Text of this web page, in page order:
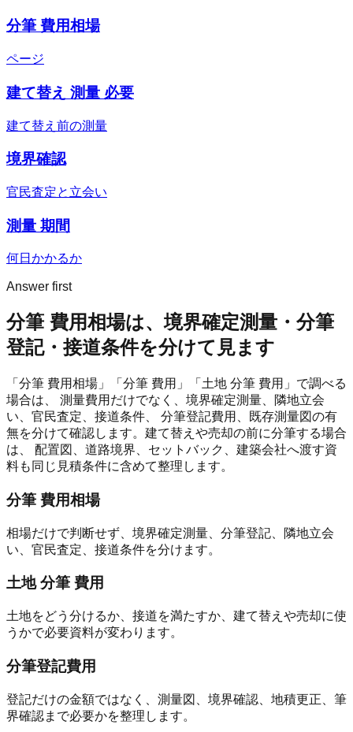
分筆 費用相場
ページ
建て替え 測量 必要
建て替え前の測量
境界確認
官民査定と立会い
測量 期間
何日かかるか
Answer first
分筆 費用相場は、境界確定測量・分筆
登記・接道条件を分けて見ます
「分筆 費用相場」「分筆 費用」「土地 分筆 費用」で調べる
場合は、 測量費用だけでなく、境界確定測量、隣地立会
い、官民査定、接道条件、 分筆登記費用、既存測量図の有
無を分けて確認します。建て替えや売却の前に分筆する場合
は、 配置図、道路境界、セットバック、建築会社へ渡す資
料も同じ見積条件に含めて整理します。
分筆 費用相場
相場だけで判断せず、境界確定測量、分筆登記、隣地立会
い、官民査定、接道条件を分けます。
土地 分筆 費用
土地をどう分けるか、接道を満たすか、建て替えや売却に使
うかで必要資料が変わります。
分筆登記費用
登記だけの金額ではなく、測量図、境界確認、地積更正、筆
界確認まで必要かを整理します。